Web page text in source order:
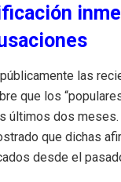
las
que los
últimos dos
que dichas
desde el